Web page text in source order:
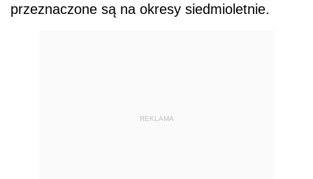
przeznaczone są na okresy siedmioletnie.
REKLAMA